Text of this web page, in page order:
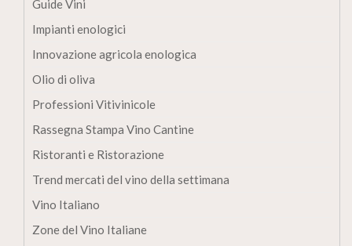
Guide Vini
Impianti enologici
Innovazione agricola enologica
Olio di oliva
Professioni Vitivinicole
Rassegna Stampa Vino Cantine
Ristoranti e Ristorazione
Trend mercati del vino della settimana
Vino Italiano
Zone del Vino Italiane